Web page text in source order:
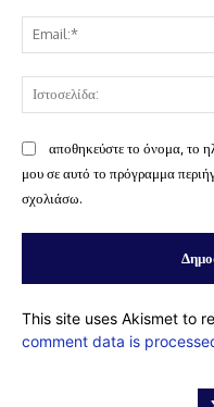
αποθηκεύστε το όνομα, το
μου σε αυτό το πρόγραμμα
σχολιάσω.
This site uses Akismet to
comment data is